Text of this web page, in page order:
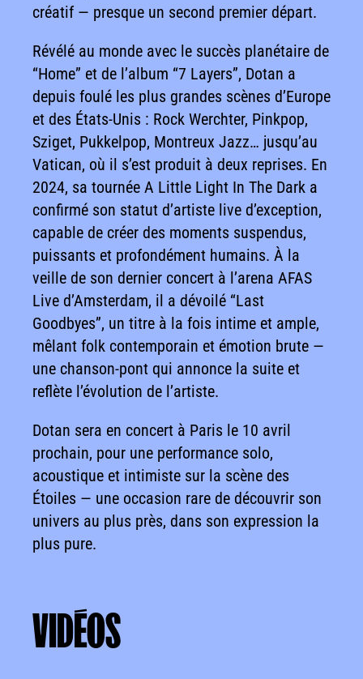
créatif — presque un second premier départ.
Révélé au monde avec le succès planétaire de
“Home” et de l’album “7 Layers”, Dotan a
depuis foulé les plus grandes scènes d’Europe
et des États-Unis : Rock Werchter, Pinkpop,
Sziget, Pukkelpop, Montreux Jazz… jusqu’au
Vatican, où il s’est produit à deux reprises. En
2024, sa tournée A Little Light In The Dark a
confirmé son statut d’artiste live d’exception,
capable de créer des moments suspendus,
puissants et profondément humains. À la
veille de son dernier concert à l’arena AFAS
Live d’Amsterdam, il a dévoilé “Last
Goodbyes”, un titre à la fois intime et ample,
mêlant folk contemporain et émotion brute —
une chanson-pont qui annonce la suite et
reflète l’évolution de l’artiste.
Dotan sera en concert à Paris le 10 avril
prochain, pour une performance solo,
acoustique et intimiste sur la scène des
Étoiles — une occasion rare de découvrir son
univers au plus près, dans son expression la
plus pure.
VIDÉOS